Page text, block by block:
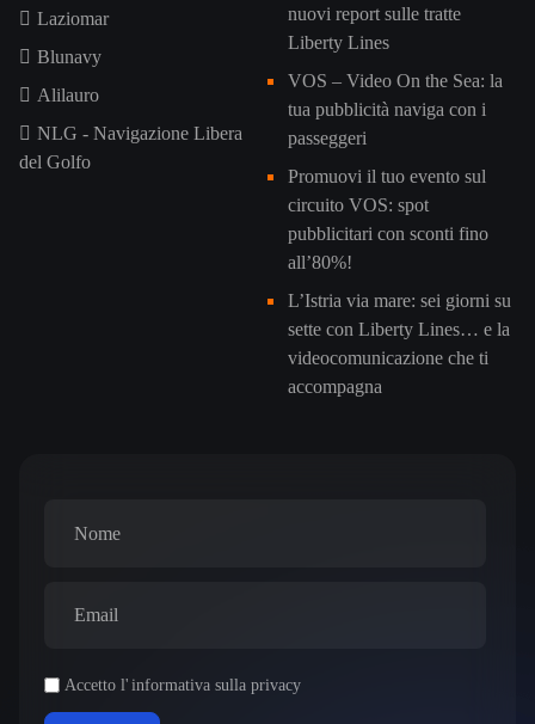
Laziomar
Blunavy
Alilauro
NLG - Navigazione Libera
del Golfo
nuovi report sulle tratte
Liberty Lines
VOS – Video On the Sea: la
tua pubblicità naviga con i
passeggeri
Promuovi il tuo evento sul
circuito VOS: spot
pubblicitari con sconti fino
all’80%!
L’Istria via mare: sei giorni su
sette con Liberty Lines… e la
videocomunicazione che ti
accompagna
Accetto l' informativa sulla privacy